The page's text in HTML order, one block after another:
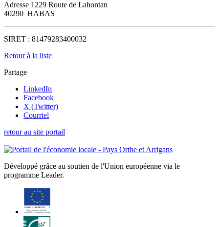
Adresse 1229 Route de Lahontan
40290 HABAS
SIRET : 81479283400032
Retour à la liste
Partage
LinkedIn
Facebook
X (Twitter)
Courriel
retour au site portail
Développé grâce au soutien de l'Union européenne via le
programme Leader.